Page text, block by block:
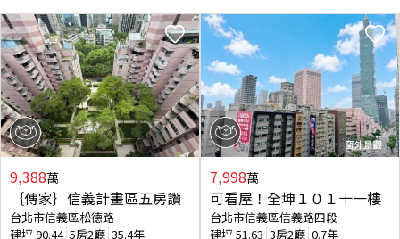
9,388萬
｛傳家｝信義計畫區五房讚
台北市信義區松德路
建坪90.44 5房2廳 35.4年
7,998萬
可看屋！全坤１０１十一樓
台北市信義區信義路四段
建坪51.63 3房2廳 0.7年